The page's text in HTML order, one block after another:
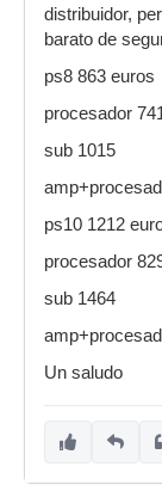
distribuidor,
barato de
ps8 863 euros
procesador
sub 1015
ps10 1212
procesador
sub 1464
Un saludo